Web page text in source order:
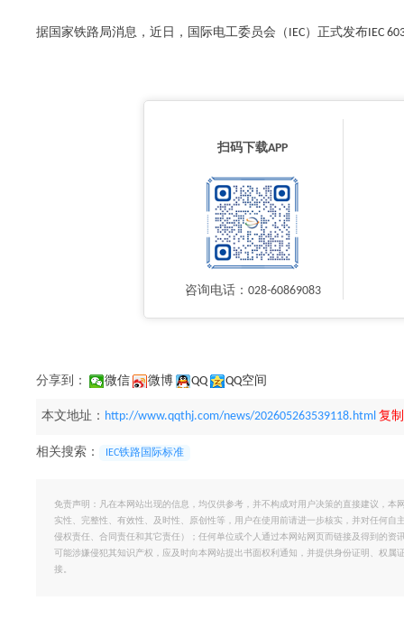
据国家铁路局消息，近日，国际电工委员会（IEC）正式发布IEC
扫码下载APP
咨询电话：028-60869083
分享到： 微信 微博 QQ QQ空间
本文地址： http://www.qqthj.com/news/202605263539118.html 复
相关搜索： IEC铁路国际标准
免责声明：凡在本网站出现的信息，均仅供参考，并不构成对用户决策的直接建议，
实性、完整性、有效性、及时性、原创性等，用户在使用前请进一步核实，并对任何
侵权责任、合同责任和其它责任）；任何单位或个人通过本网站网页而链接及得到的
可能涉嫌侵犯其知识产权，应及时向本网站提出书面权利通知，并提供身份证明、权
接。